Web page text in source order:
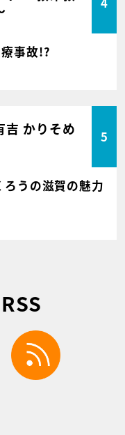
事故!?
吉 かりそめ
5
うの滋賀の魅力
facebook